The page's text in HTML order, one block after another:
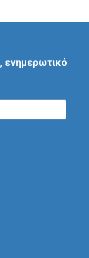
ενημερωτικό